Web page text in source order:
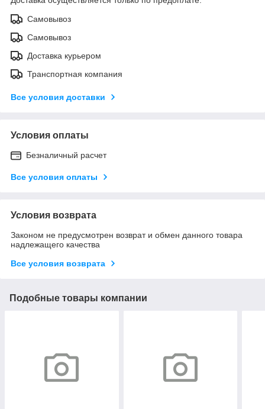
Самовывоз
Самовывоз
Доставка курьером
Транспортная компания
Все условия доставки
Условия оплаты
Безналичный расчет
Все условия оплаты
Условия возврата
Законом не предусмотрен возврат и обмен данного товара
надлежащего качества
Все условия возврата
Подобные товары компании